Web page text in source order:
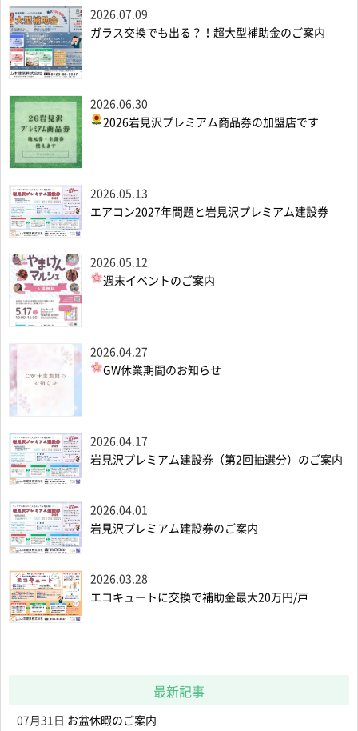
2026.07.09
ガラス交換でも出る？！超大型補助金のご案内
2026.06.30
2026岩見沢プレミアム商品券の加盟店です
2026.05.13
エアコン2027年問題と岩見沢プレミアム建設券
2026.05.12
週末イベントのご案内
2026.04.27
GW休業期間のお知らせ
2026.04.17
岩見沢プレミアム建設券（第2回抽選分）のご案内
2026.04.01
岩見沢プレミアム建設券のご案内
2026.03.28
エコキュートに交換で補助金最大20万円/戸
最新記事
07月31日 お盆休暇のご案内